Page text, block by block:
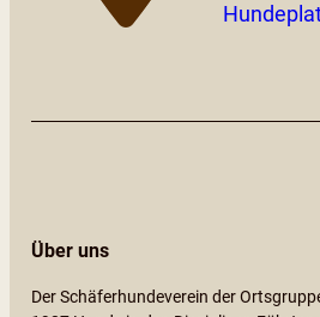
Über uns
Der Schäferhundeverein der